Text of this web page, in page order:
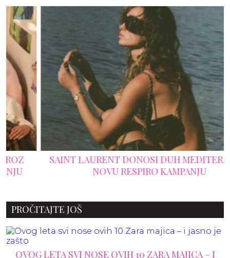
SAINT LAURENT DONOSI DUH MEDITERANA U
NOVU RESPIRO KAMPANJU
PROČITAJTE JOŠ
OVOG LETA SVI NOSE OVIH 10 ZARA MAJICA – I